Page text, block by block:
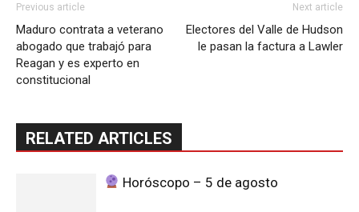
Previous article
Maduro contrata a veterano
abogado que trabajó para
Reagan y es experto en
constitucional
Next article
Electores del Valle de Hudson
le pasan la factura a Lawler
RELATED ARTICLES
Horóscopo – 5 de agosto